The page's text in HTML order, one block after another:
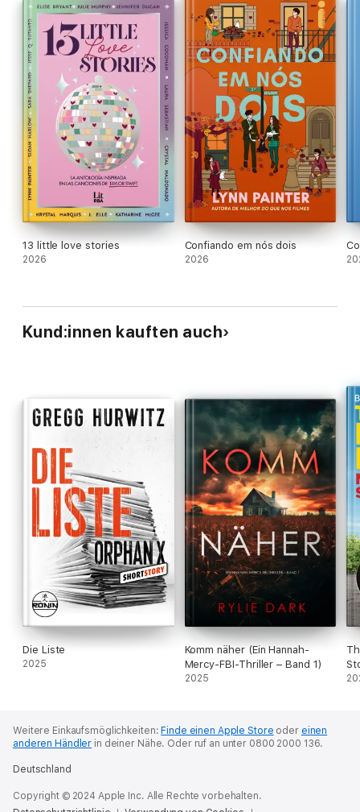
13 little love stories
2026
Confiando em nós dois
2026
Kund:innen kauften auch
Die Liste
2025
Komm näher (Ein Hannah-
Mercy-FBI-Thriller – Band 1)
2025
Weitere Einkaufsmöglichkeiten:Finde einen Apple Store oder einen
anderen Händler in deiner Nähe. Oder ruf an unter 0800 2000 136.
Deutschland
Copyright © 2024 Apple Inc. Alle Rechte vorbehalten.